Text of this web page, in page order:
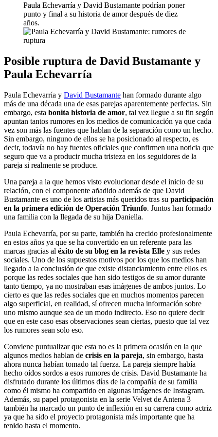
Paula Echevarría y David Bustamante podrían poner
punto y final a su historia de amor después de diez
años.
Posible ruptura de David Bustamante y
Paula Echevarría
Paula Echevarría y David Bustamante han formado durante algo
más de una década una de esas parejas aparentemente perfectas. Sin
embargo, esta bonita historia de amor, tal vez llegue a su fin según
apuntan tantos rumores en los medios de comunicación ya que cada
vez son más las fuentes que hablan de la separación como un hecho.
Sin embargo, ninguno de ellos se ha posicionado al respecto, es
decir, todavía no hay fuentes oficiales que confirmen una noticia que
seguro que va a producir mucha tristeza en los seguidores de la
pareja si realmente se produce.
Una pareja a la que hemos visto evolucionar desde el inicio de su
relación, con el componente añadido además de que David
Bustamante es uno de los artistas más queridos tras su participación
en la primera edición de Operación Triunfo. Juntos han formado
una familia con la llegada de su hija Daniella.
Paula Echevarría, por su parte, también ha crecido profesionalmente
en estos años ya que se ha convertido en un referente para las
marcas gracias al éxito de su blog en la revista Elle y sus redes
sociales. Uno de los supuestos motivos por los que los medios han
llegado a la conclusión de que existe distanciamiento entre ellos es
porque las redes sociales que han sido testigos de su amor durante
tanto tiempo, ya no mostraban esas imágenes de ambos juntos. Lo
cierto es que las redes sociales que en muchos momentos parecen
algo superficial, en realidad, sí ofrecen mucha información sobre
uno mismo aunque sea de un modo indirecto. Eso no quiere decir
que en este caso esas observaciones sean ciertas, puesto que tal vez
los rumores sean solo eso.
Conviene puntualizar que esta no es la primera ocasión en la que
algunos medios hablan de crisis en la pareja, sin embargo, hasta
ahora nunca habían tomado tal fuerza. La pareja siempre había
hecho oídos sordos a esos rumores de crisis. David Bustamante ha
disfrutado durante los últimos días de la compañía de su familia
como él mismo ha compartido en algunas imágenes de Instagram.
Además, su papel protagonista en la serie Velvet de Antena 3
también ha marcado un punto de inflexión en su carrera como actriz
ya que ha sido el proyecto protagonista más importante que ha
tenido hasta el momento.